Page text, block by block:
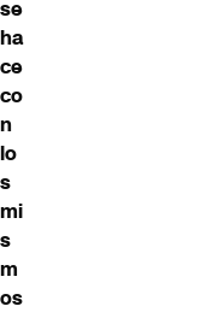
se
ha
ce
co
n
lo
s
mi
s
m
os